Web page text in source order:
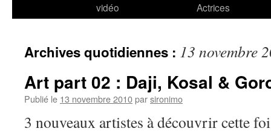
vidéo
Actrices
Archives quotidiennes : 13 novembre
Art part 02 : Daji, Kosal &
Publié le 13 novembre 2010parsironimo
3 nouveaux artistes à découvrir cette